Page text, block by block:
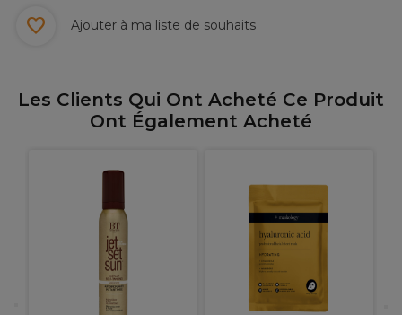
Ajouter à ma liste de souhaits
Les Clients Qui Ont Acheté Ce Produit
Ont Également Acheté